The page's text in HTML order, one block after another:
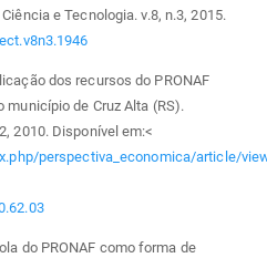
e Tecnologia. v.8, n.3, 2015.
dos recursos do PRONAF
de Cruz Alta (RS).
2010. Disponível em:<
perspectiva_economica/article/
do PRONAF como forma de